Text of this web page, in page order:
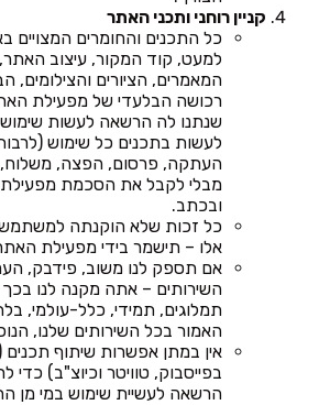
קניין רוחני ותכני האתר
כל התכנים והחומרים המצויים
למעט, קוד המקור, עיצוב
המאמרים, הציורים והצילומים,
רכושה הבלעדי של מפעילת
שנתנו לה הרשאה לעשות שימוש
לעשות בתכנים כל שימוש
העתקה, פרסום, הפצה, משלוח,
מבלי לקבל את הסכמת
ובכתב.
כל זכות שלא הוקנתה למשתמש
אלו – תישמר בידי מפעילת
אם תספק לנו משוב, פידבק,
השירותים – אתה מקנה לנו בכך
תמלוגים, תמידי, כלל-עולמי,
האמור בכל השירותים שלנו,
אין במתן אפשרות שיתוף
בפייסבוק, טוויטר וכיוצ"ב) כדי
הרשאה לעשיית שימוש במי מן